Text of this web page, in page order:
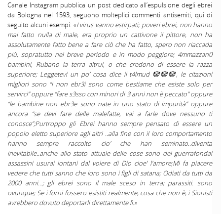
Canale Instagram pubblica un post dedicato all’espulsione degli ebrei
da Bologna nel 1593, seguono molteplici commenti antisemiti, qui di
seguito alcuni esempi: «I virus vanno estirpati; poveri ebrei, non hanno
mai fatto nulla di male, era proprio un cattivone il pittore, non ha
assolutamente fatto bene a fare ciò che ha fatto, spero non riaccada
più, sopratutto nel breve periodo e in modo peggiore; 4mmazzan0
bambini, Rubano la terra altrui, o che credono di essere la razza
superiore; Leggetevi un po’ cosa dice il t4lmud 🤡🤡🤡, le citazioni
migliori sono “i non ebr3i sono come bestiame che esiste solo per
servirci” oppure “fare s3sso con minori di 3 anni non è peccato” oppure
“le bambine non ebr3e sono nate in uno stato di impurità” oppure
ancora “se devi fare delle malefatte, vai a farle dove nessuno ti
conosce”;Purtroppo gli Ebrei hanno sempre pensato di essere un
popolo eletto superiore agli altri ..alla fine con il loro comportamento
hanno sempre raccolto cio’ che han seminato..diventa
inevitabile..anche allo stato attuale delle cose sono dei guerrafondai
assassini usurai lontani dal volere di Dio cioe’ l’amore;Mi fa piacere
vedere che tutti sanno che loro sono i figli di satana; Odiati da tutti da
2000 anni…; gli ebrei sono il male sceso in terra; parassiti. sono
ovunque; Se i forni fossero esistiti realmente, cosa che non è, i Sionisti
avrebbero dovuto deportarli direttamente lì.»